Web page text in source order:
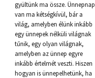
gyültünk ma össze. Ünnepnap
van ma kétségkívül, bár a
világ, amelyben élünk inkább
egy ünnepek nélküli világnak
tűnik, egy olyan világnak,
amelyben az ünnep egyre
inkább értelmét veszti. Hiszen
hogyan is ünnepelhetünk, ha